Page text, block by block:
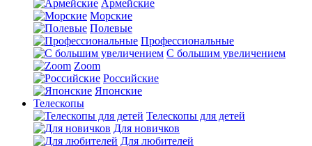
Армейские
Морские
Полевые
Профессиональные
С большим увеличением
Zoom
Российские
Японские
Телескопы
Телескопы для детей
Для новичков
Для любителей